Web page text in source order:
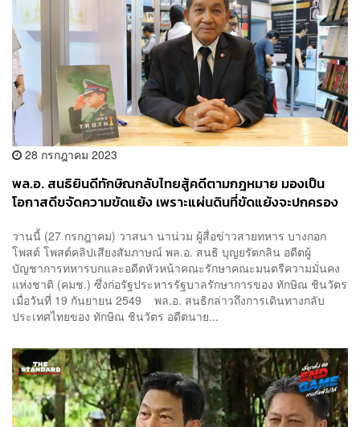
28 กรกฎาคม 2023
พล.อ. สนธิยินดีทักษิณกลับไทยสู้คดีตามกฎหมาย มองเป็น
โอกาสดีขจัดความขัดแย้ง เพราะแผ่นดินที่ขัดแย้งจะปกครอง
วานนี้ (27 กรกฎาคม) วาสนา นาน่วม ผู้สื่อข่าวสายทหาร บางกอก
โพสต์ โพสต์คลิปเสียงสัมภาษณ์ พล.อ. สนธิ บุญยรัตกลิน อดีตผู้
บัญชาการทหารบกและอดีตหัวหน้าคณะรักษาคณะมนตรีความมั่นคง
แห่งชาติ (คมช.) ซึ่งก่อรัฐประหารรัฐบาลรักษาการของ ทักษิณ ชินวัตร
เมื่อวันที่ 19 กันยายน 2549 พล.อ. สนธิกล่าวถึงการเดินทางกลับ
ประเทศไทยของ ทักษิณ ชินวัตร อดีตนาย...